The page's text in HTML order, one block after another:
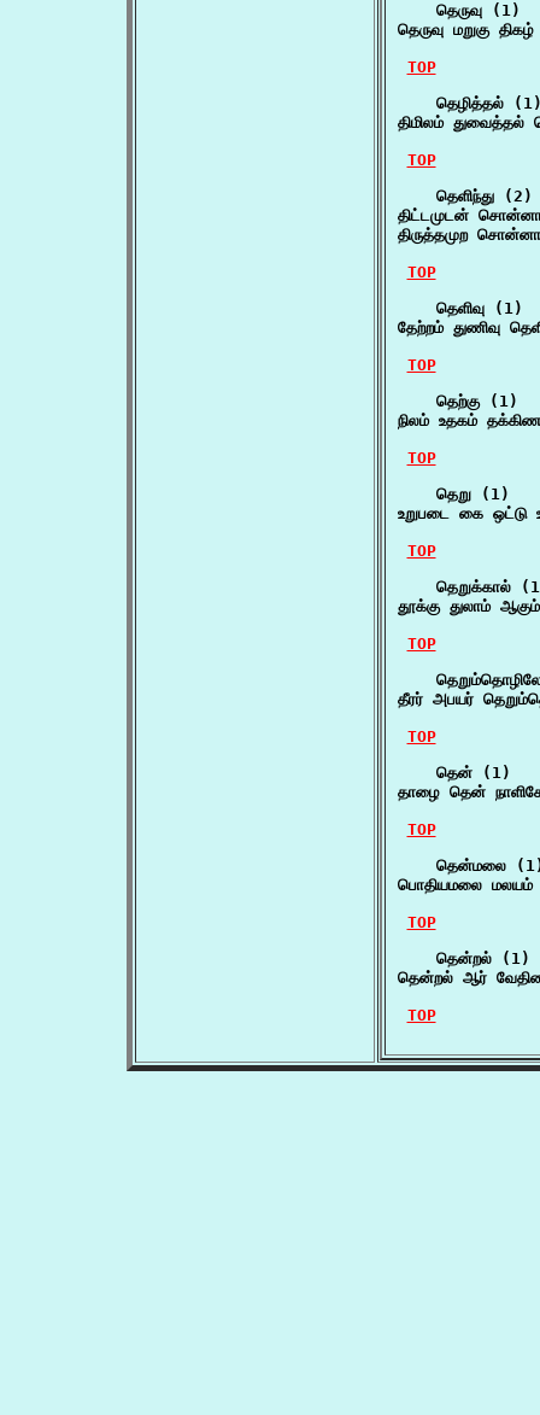
    தெருவு (1)
தெருவு மறுகு
TOP
தெழித்தல்
திமிலம் துவைத்தல்
TOP
    தெளிந்து (2)
திட்டமுடன்
திருத்தமுற
TOP
    தெளிவு (1)
தேற்றம் துணிவு
TOP
    தெற்கு (1)
நிலம் உதகம்
TOP
    தெறு (1)
உறுபடை கை
TOP
தெறுக்கால்
தூக்கு துலாம்
TOP
தீரர் அபயர்
TOP
    தென் (1)
தாழை தென்
TOP
தென்மலை
பொதியமலை மலயம்
TOP
    தென்றல் (1)
தென்றல் ஆர்
TOP